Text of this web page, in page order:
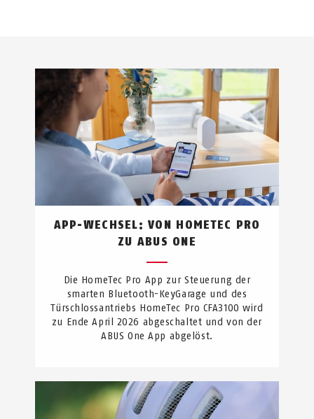
APP-WECHSEL: VON HOMETEC PRO
ZU ABUS ONE
Die HomeTec Pro App zur Steuerung der
smarten Bluetooth-KeyGarage und des
Türschlossantriebs HomeTec Pro CFA3100 wird
zu Ende April 2026 abgeschaltet und von der
ABUS One App abgelöst.